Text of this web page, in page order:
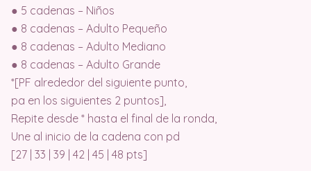
● 5 cadenas – Niños
● 8 cadenas – Adulto Pequeño
● 8 cadenas – Adulto Mediano
● 8 cadenas – Adulto Grande
*[PF alrededor del siguiente punto,
pa en los siguientes 2 puntos],
Repite desde * hasta el final de la ronda,
Une al inicio de la cadena con pd
[27 | 33 | 39 | 42 | 45 | 48 pts]